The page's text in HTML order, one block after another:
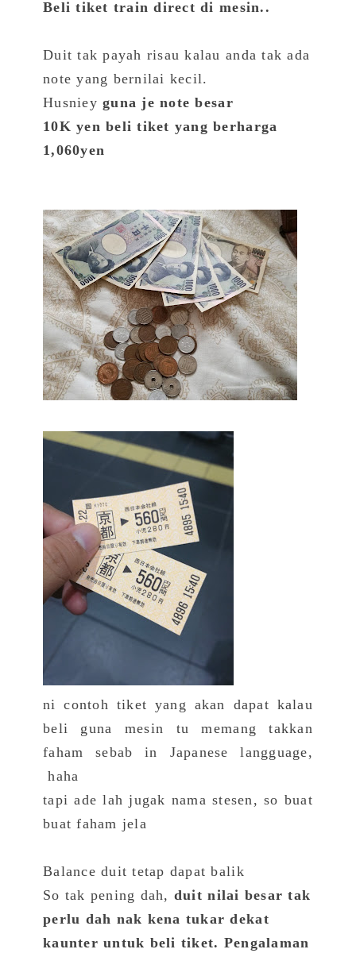
Beli tiket train direct di mesin..
Duit tak payah risau kalau anda tak ada
note yang bernilai kecil.
Husnieyguna je note besar
10K yen beli tiket yang berharga
1,060yen
ni contoh tiket yang akan dapat kalau
beli guna mesin tu memang takkan
faham sebab in Japanese langguage,
haha
tapi ade lah jugak nama stesen, so buat
buat faham jela
Balance duit tetap dapat balik
So tak pening dah, duit nilai besar tak
perlu dah nak kena tukar dekat
kaunter untuk beli tiket. Pengalaman